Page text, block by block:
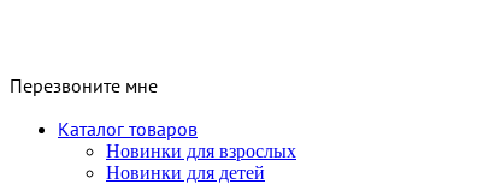
Перезвоните мне
Каталог товаров
Новинки для взрослых
Новинки для детей